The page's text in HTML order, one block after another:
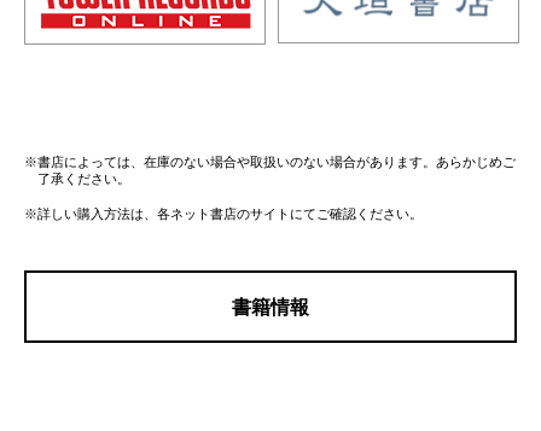
※書店によっては、在庫のない場合や取扱いのない場合があります。あらかじめご
了承ください。
※詳しい購入方法は、各ネット書店のサイトにてご確認ください。
書籍情報